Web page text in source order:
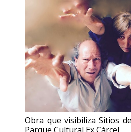
Obra que visibiliza Sitios